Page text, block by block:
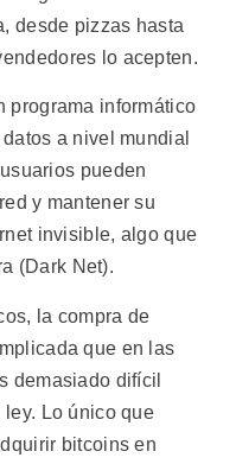
desde pizzas hasta
lo acepten.
programa informático
a nivel mundial
pueden
y mantener su
invisible, algo que
(Dark Net).
la compra de
que en las
demasiado difícil
Lo único que
bitcoins en